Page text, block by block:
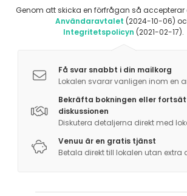
- Krokettipeli
- Tikanheitto
- Sulkapallo
- Pétanque
- Luontopolku
LAPSILLE:
Genom att skicka en förfrågan så accepterar
Användaravtalet (2024-10-06)
Integritetspolicyn (2021-02-17).
Få svar snabbt i din mailkorg
Lokalen svarar vanligen inom en
Bekräfta bokningen eller
diskussionen
Diskutera detaljerna direkt med
Venuu är en gratis tjänst
Betala direkt till lokalen utan extra